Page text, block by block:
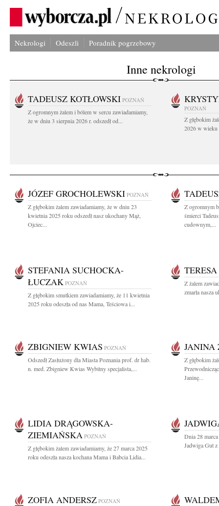
Nekrologi Odeszli Poradnik pogrzebowy
Inne nekrologi
TADEUSZ KOTŁOWSKI POZNAŃ
Z ogromnym żalem i bólem w sercu zawiadamiamy,
że w dniu 3 sierpnia 2026 r. odszedł od...
POZNAŃ
Z głębokim
2026 w wieku
JÓZEF GROCHOLEWSKI POZNAŃ
Z głębokim żalem zawiadamiamy, że w dniu 23
kwietnia 2025 roku odszedł nasz ukochany Mąż,
Ojciec...
Z ogromnym
śmierci
cudownym,...
STEFANIA SUCHOCKA-
ŁUCZAK POZNAŃ
Z głębokim smutkiem zawiadamiamy, że 11 kwietnia
2025 roku odeszła od nas Mama, Teściowa i...
Z żalem
zmarła nasza
ZBIGNIEW KWIAS POZNAŃ
Odszedł Zasłużony dla Miasta Poznania prof. dr hab.
n. med. Zbigniew Kwias Wybitny specjalista,...
JANINA
Z głębokim
Janinę...
LIDIA DRĄGOWSKA-
ZIEMIAŃSKA POZNAŃ
Z głębokim żalem zawiadamiamy, że 27 marca 2025
roku odeszła nasza kochana Mama i Babcia Lidia...
Dnia 28
Jadwiga Gut
ZOFIA ANDERSZ POZNAŃ